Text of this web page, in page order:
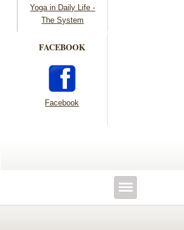
Yoga in Daily Life -
The System
FACEBOOK
Facebook